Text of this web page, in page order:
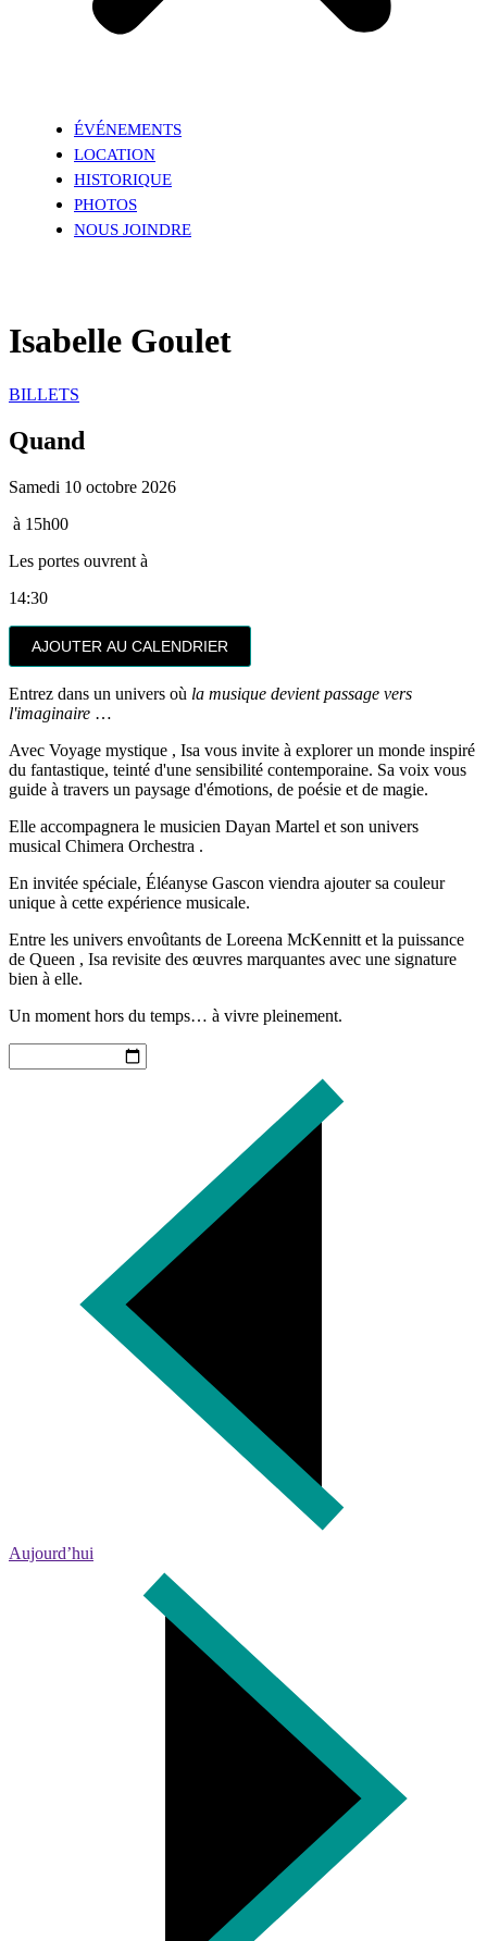
ÉVÉNEMENTS
LOCATION
HISTORIQUE
PHOTOS
NOUS JOINDRE
Isabelle Goulet
BILLETS
Quand
Samedi 10 octobre 2026
à 15h00
Les portes ouvrent à
14:30
AJOUTER AU CALENDRIER
Entrez dans un univers où la musique devient passage vers
l'imaginaire …
Avec Voyage mystique , Isa vous invite à explorer un monde inspiré
du fantastique, teinté d'une sensibilité contemporaine. Sa voix vous
guide à travers un paysage d'émotions, de poésie et de magie.
Elle accompagnera le musicien Dayan Martel et son univers
musical Chimera Orchestra .
En invitée spéciale, Éléanyse Gascon viendra ajouter sa couleur
unique à cette expérience musicale.
Entre les univers envoûtants de Loreena McKennitt et la puissance
de Queen , Isa revisite des œuvres marquantes avec une signature
bien à elle.
Un moment hors du temps… à vivre pleinement.
Aujourd’hui